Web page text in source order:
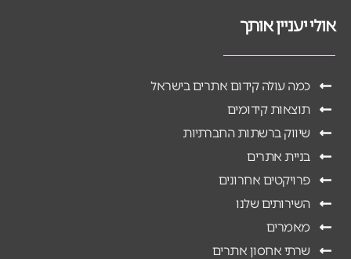
אולי יעניין אותך
כמה עולה קידום אתרים בישראל
תוצאות קידומים
שיווק ברשתות החברתיות
בניית אתרים
פרויקטים אחרונים
השירותים שלנו
מאמרים
שרתי אחסון אתרים